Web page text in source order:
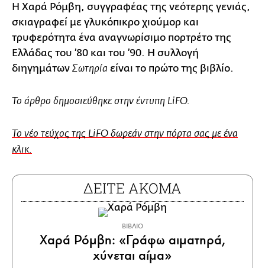
Η Χαρά Ρόμβη, συγγραφέας της νεότερης γενιάς,
σκιαγραφεί με γλυκόπικρο χιούμορ και
τρυφερότητα ένα αναγνωρίσιμο πορτρέτο της
Ελλάδας του ’80 και του ’90. Η συλλογή
διηγημάτων Σωτηρία είναι το πρώτο της βιβλίο.
Το άρθρο δημοσιεύθηκε στην έντυπη LiFO.
Το νέο τεύχος της LiFO δωρεάν στην πόρτα σας με ένα
κλικ.
ΔΕΙΤΕ ΑΚΟΜΑ
ΒΙΒΛΙΟ
Χαρά Ρόμβη: «Γράφω αιματηρά,
χύνεται αίμα»